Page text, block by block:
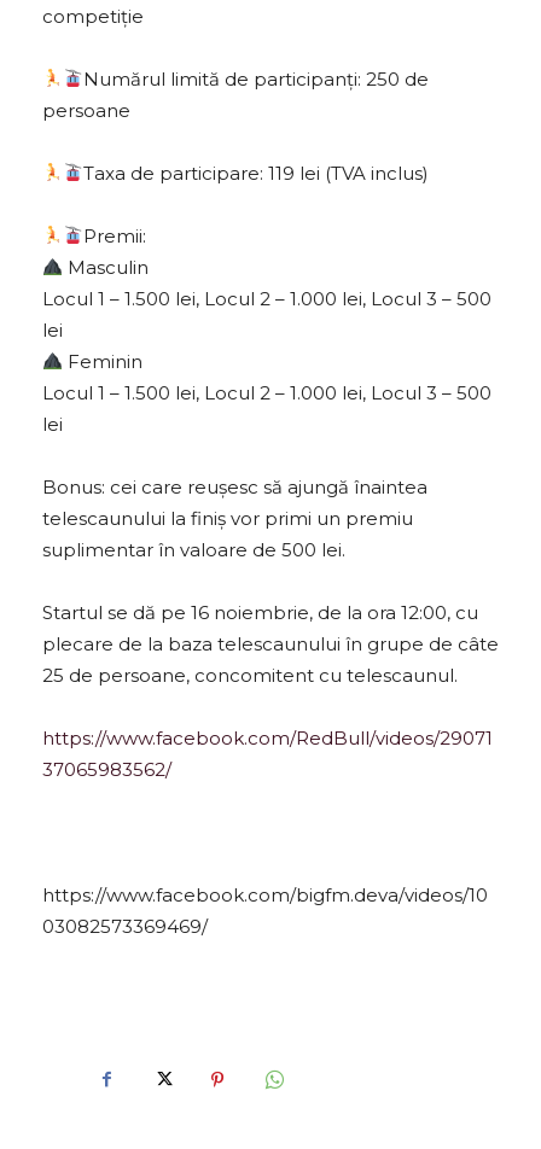
competiție
Numărul limită de participanți: 250 de
persoane
Taxa de participare: 119 lei (TVA inclus)
Premii:
Masculin
Locul 1 – 1.500 lei, Locul 2 – 1.000 lei, Locul 3 – 500
lei
Feminin
Locul 1 – 1.500 lei, Locul 2 – 1.000 lei, Locul 3 – 500
lei
Bonus: cei care reușesc să ajungă înaintea
telescaunului la finiș vor primi un premiu
suplimentar în valoare de 500 lei.
Startul se dă pe 16 noiembrie, de la ora 12:00, cu
plecare de la baza telescaunului în grupe de câte
25 de persoane, concomitent cu telescaunul.
https://www.facebook.com/RedBull/videos/29071
37065983562/
https://www.facebook.com/bigfm.deva/videos/10
03082573369469/